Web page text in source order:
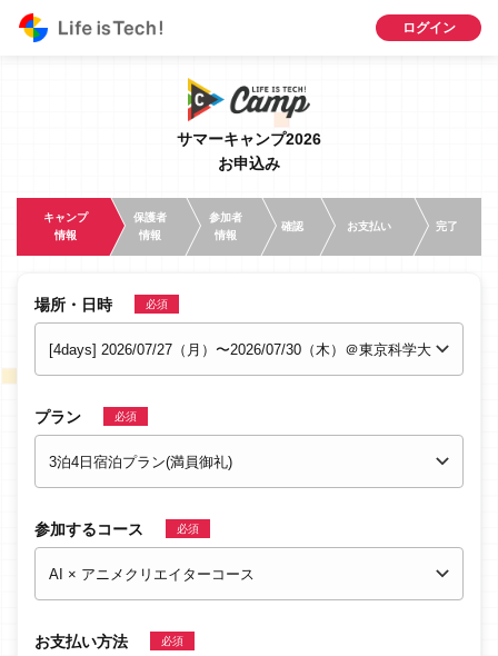
ログイン
サマーキャンプ2026
お申込み
キャンプ
情報
保護者
情報
参加者
情報
確認 お支払い 完了
場所・日時 必須
プラン 必須
参加するコース 必須
お支払い方法 必須